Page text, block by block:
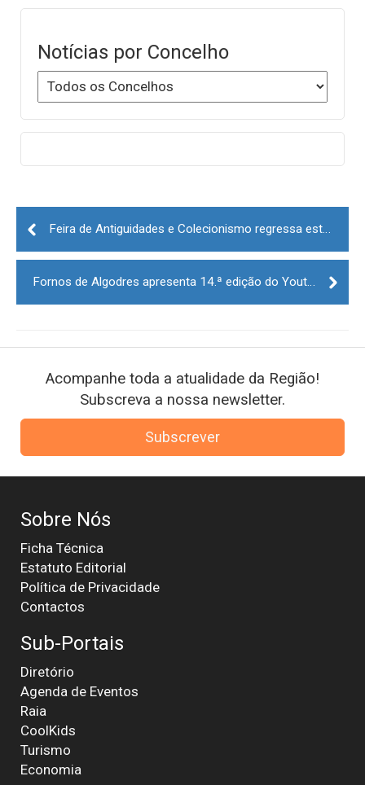
Notícias por Concelho
Post
navigation
Acompanhe toda a atualidade da Região!
Subscreva a nossa newsletter.
Subscrever
Sobre Nós
Ficha Técnica
Estatuto Editorial
Política de Privacidade
Contactos
Sub-Portais
Diretório
Agenda de Eventos
Raia
CoolKids
Turismo
Economia